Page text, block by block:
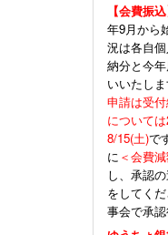
【会費振込
年9月から
況は各自
納分と今
いいたしま
申請は受
について
8/15(土)で
に ＜会費
し、承認
をしてく
事会で承認